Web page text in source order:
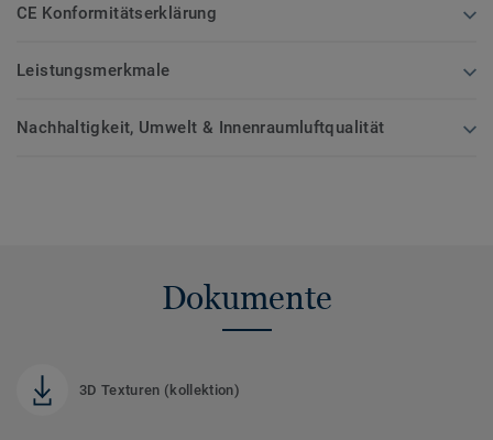
CE Konformitätserklärung
Leistungsmerkmale
Nachhaltigkeit, Umwelt & Innenraumluftqualität
Dokumente
3D Texturen (kollektion)